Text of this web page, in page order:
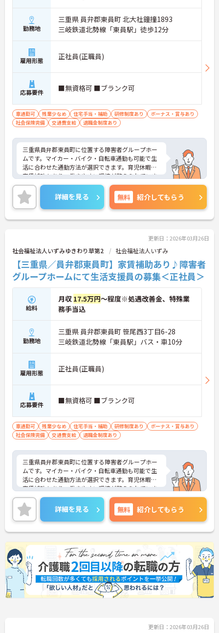
勤務地
三重県 員弁郡東員町 北大社鐘撞1893
三岐鉄道北勢線「東員駅」徒歩12分
雇用形態 正社員(正職員)
応募要件 ■無資格可 ■ブランク可
車通勤可 残業少なめ 住宅手当・補助 研修制度あり
ボーナス・賞与あり
社会保険完備
交通費支給 退職金制度あり
三重県員弁郡東員町に位置する障害者グループホー
ムです。マイカー・バイク・自転車通勤も可能で生
活に合わせた通勤方法が選択できます。育児休暇や
家賃補助もあり、働きやすい環境が整えられていま
す。ご興味をお持ちの方はお気軽にお問い合わせく
ださい。
詳細を見る 無料 紹介してもらう
更新日：2026年03月26日
社会福祉法人いずみゆきわり草第2 社会福祉法人いずみ
【三重県／員弁郡東員町】家賃補助あり♪障害者
グループホームにて生活支援員の募集＜正社員＞
給料
月収 17.5万円～程度※処遇改善金、特殊業
務手当込
勤務地
三重県 員弁郡東員町 笹尾西3丁目6-28
三岐鉄道北勢線「東員駅」バス・車10分
雇用形態 正社員(正職員)
応募要件 ■無資格可 ■ブランク可
車通勤可 残業少なめ 住宅手当・補助 研修制度あり
ボーナス・賞与あり
社会保険完備
交通費支給 退職金制度あり
三重県員弁郡東員町に位置する障害者グループホー
ムです。マイカー・バイク・自転車通勤も可能で生
活に合わせた通勤方法が選択できます。育児休暇や
家賃補助もあり、働きやすい環境が整えられていま
す。ご興味をお持ちの方はお気軽にお問い合わせく
ださい。
詳細を見る 無料 紹介してもらう
更新日：2026年03月26日